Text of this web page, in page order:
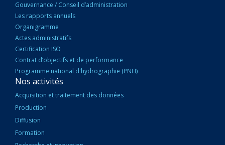
Gouvernance / Conseil d’administration
Les rapports annuels
Organigramme
Actes administratifs
Certification ISO
Contrat d’objectifs et de performance
Programme national d'hydrographie (PNH)
Nos activités
Acquisition et traitement des données
Production
Diffusion
Formation